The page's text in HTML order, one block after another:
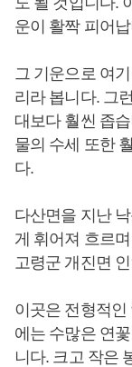
운이 활짝 피어
그 기운으로 여
리라 봅니다. 그
대보다 훨씬 좁
물의 수세 또한
다.
다산면을 지난
게 휘어져 흐르
고령군 개진면
이곳은 전형적
에는 수많은 연
니다. 크고 작은